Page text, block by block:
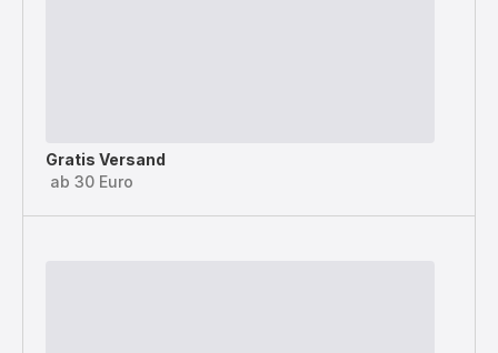
Gratis Versand
ab 30 Euro